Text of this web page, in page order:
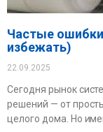
Частые
избежать)
22.09.2025
Сегодня рынок
решений — от
целого дома. Но